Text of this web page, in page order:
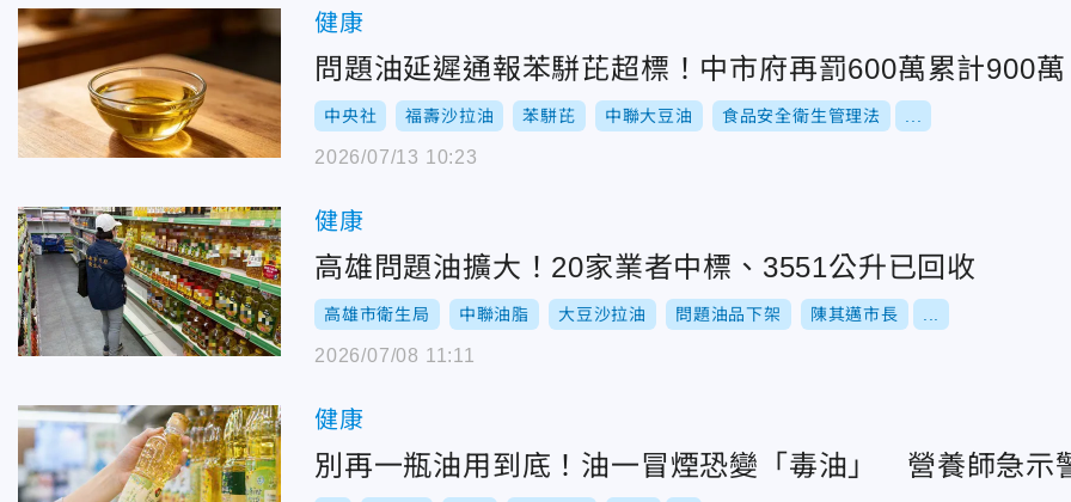
健康
問題油延遲通報苯駢芘超標！中市府再罰600萬累計900萬
中央社 福壽沙拉油 苯駢芘 中聯大豆油 食品安全衛生管理法
2026/07/13 10:23
健康
高雄問題油擴大！20家業者中標、3551公升已回收
高雄市衛生局 中聯油脂 大豆沙拉油 問題油品下架 陳其邁市長
2026/07/08 11:11
健康
別再一瓶油用到底！油一冒煙恐變「毒油」 營養師急示